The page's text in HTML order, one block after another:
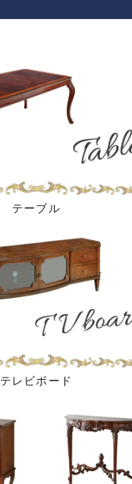
テーブル
テレビボード